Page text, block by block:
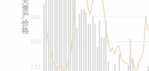
160
152
168
资
产
价
格
牛熊证文件及公告 (瑞信)
收市竞价变化